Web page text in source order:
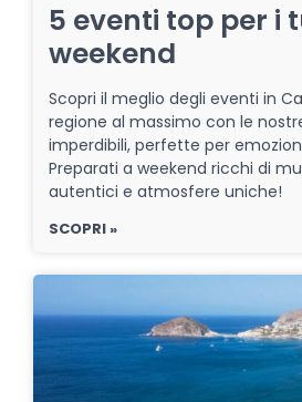
5 eventi top per i
weekend
Scopri il meglio degli eventi in
regione al massimo con le
imperdibili, perfette per
Preparati a weekend ricchi di
autentici e atmosfere uniche!
SCOPRI »